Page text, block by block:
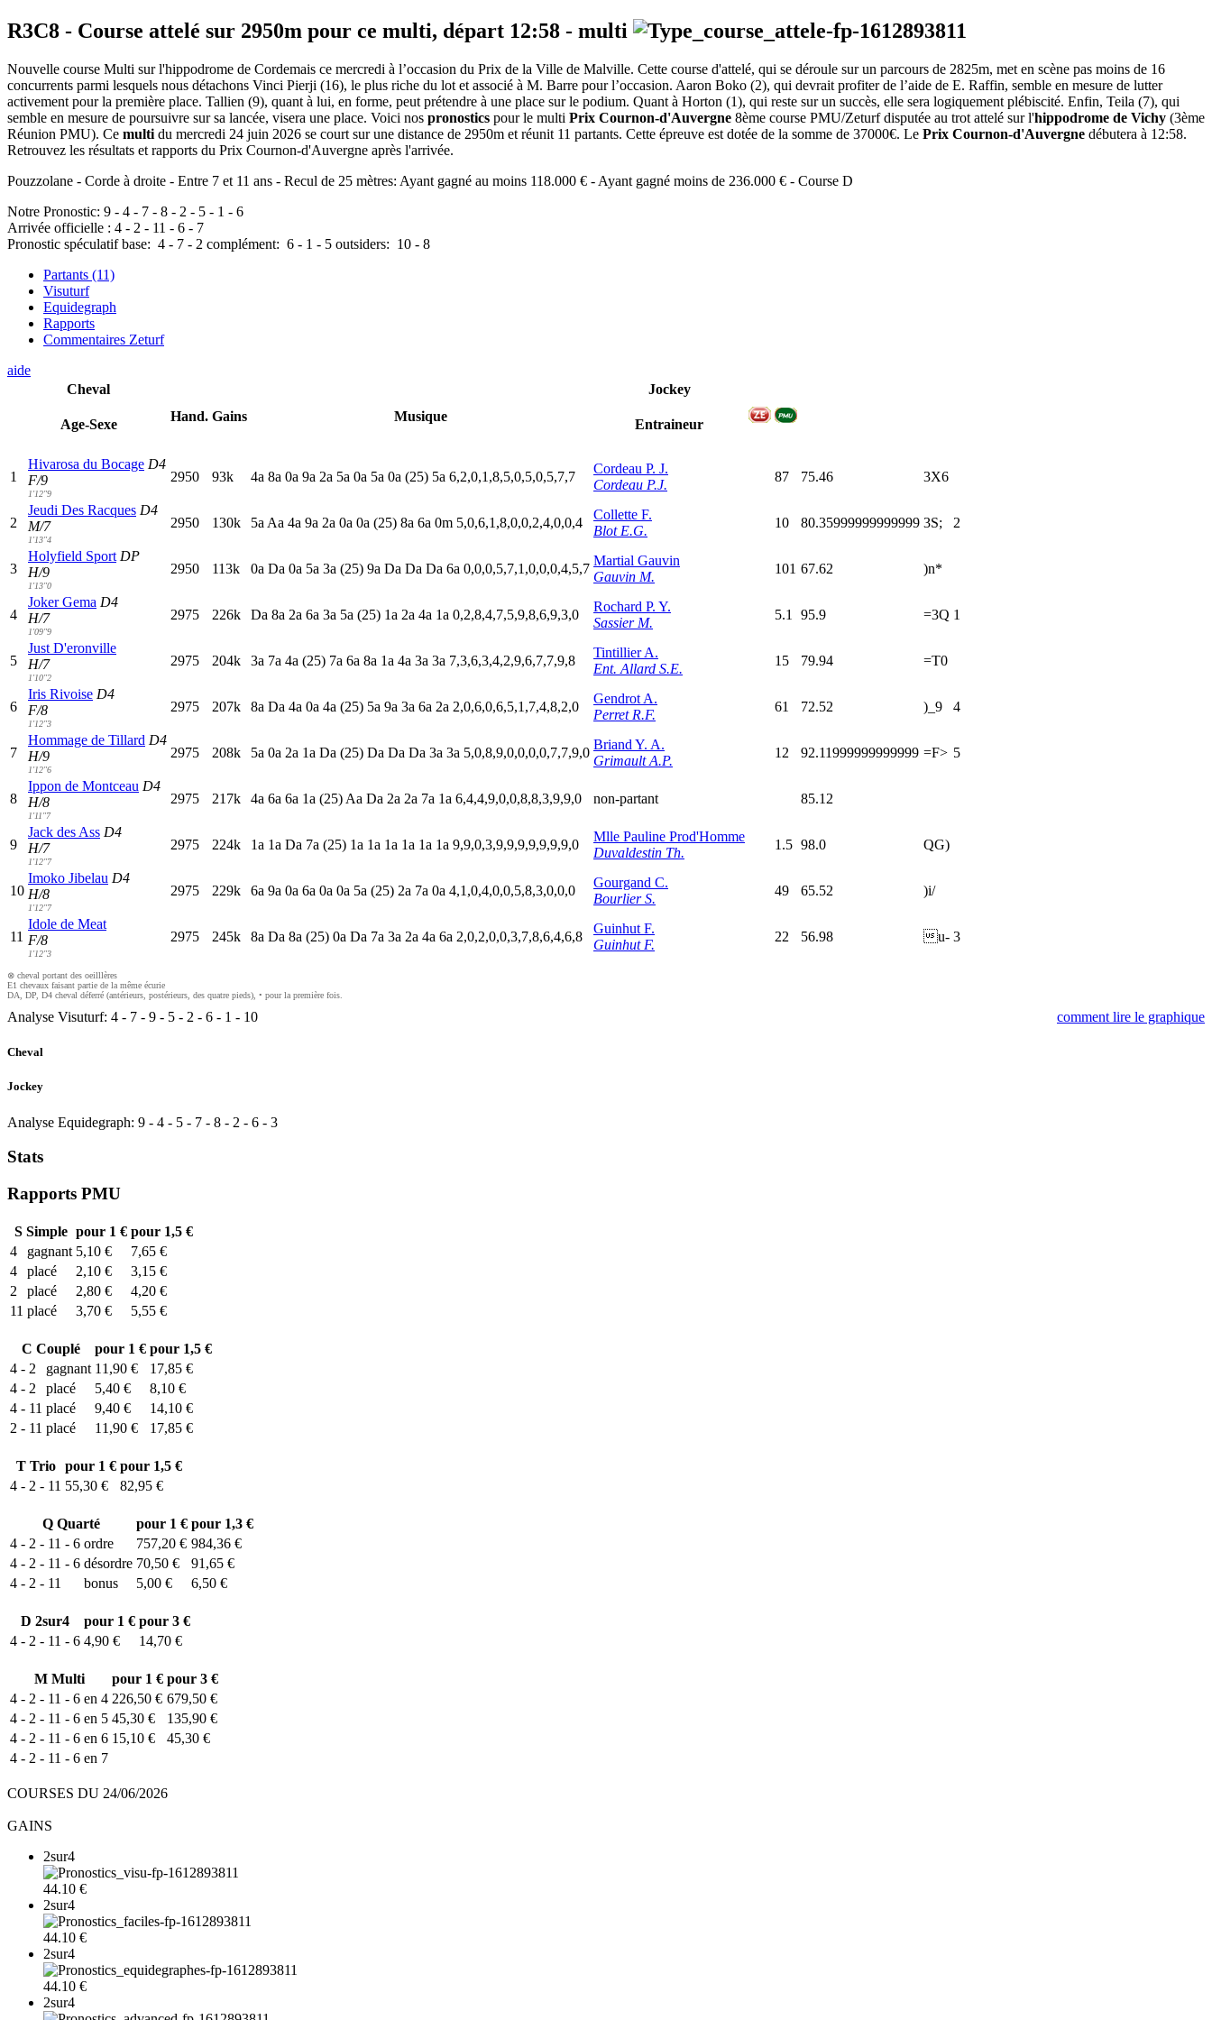
R3C8 - Course attelé sur 2950m pour ce multi, départ 12:58 - multi
Nouvelle course Multi sur l'hippodrome de Cordemais ce mercredi à l’occasion du Prix de la Ville de Malville. Cette course d'attelé, qui se déroule sur un parcours de 2825m, met en scène pas moins de 16
concurrents parmi lesquels nous détachons Vinci Pierji (16), le plus riche du lot et associé à M. Barre pour l’occasion. Aaron Boko (2), qui devrait profiter de l’aide de E. Raffin, semble en mesure de lutter
activement pour la première place. Tallien (9), quant à lui, en forme, peut prétendre à une place sur le podium. Quant à Horton (1), qui reste sur un succès, elle sera logiquement plébiscité. Enfin, Teila (7), qui
semble en mesure de poursuivre sur sa lancée, visera une place. Voici nos pronostics pour le multi Prix Cournon-d'Auvergne 8ème course PMU/Zeturf disputée au trot attelé sur l'hippodrome de Vichy (3ème
Réunion PMU). Ce multi du mercredi 24 juin 2026 se court sur une distance de 2950m et réunit 11 partants. Cette épreuve est dotée de la somme de 37000€. Le Prix Cournon-d'Auvergne débutera à 12:58.
Retrouvez les résultats et rapports du Prix Cournon-d'Auvergne après l'arrivée.
Pouzzolane - Corde à droite - Entre 7 et 11 ans - Recul de 25 mètres: Ayant gagné au moins 118.000 € - Ayant gagné moins de 236.000 € - Course D
Notre Pronostic: 9 - 4 - 7 - 8 - 2 - 5 - 1 - 6
Arrivée officielle : 4 - 2 - 11 - 6 - 7
Pronostic spéculatif base: 4 - 7 - 2 complément: 6 - 1 - 5 outsiders: 10 - 8
Partants (11)
Visuturf
Equidegraph
Rapports
Commentaires Zeturf
aide
Cheval
Age-Sexe
Hand. Gains Musique
Jockey
Entraineur
1
Hivarosa du Bocage D4
F/9
1'12"9
2950 93k 4a 8a 0a 9a 2a 5a 0a 5a 0a (25) 5a 6,2,0,1,8,5,0,5,0,5,7,7
Cordeau P. J.
Cordeau P.J.
87 75.46 3X6
2
Jeudi Des Racques D4
M/7
1'13"4
2950 130k 5a Aa 4a 9a 2a 0a 0a (25) 8a 6a 0m 5,0,6,1,8,0,0,2,4,0,0,4
Collette F.
Blot E.G.
10 80.35999999999999 3S; 2
3
Holyfield Sport DP
H/9
1'13"0
2950 113k 0a Da 0a 5a 3a (25) 9a Da Da Da 6a 0,0,0,5,7,1,0,0,0,4,5,7
Martial Gauvin
Gauvin M.
101 67.62 )n*
4
Joker Gema D4
H/7
1'09"9
2975 226k Da 8a 2a 6a 3a 5a (25) 1a 2a 4a 1a 0,2,8,4,7,5,9,8,6,9,3,0
Rochard P. Y.
Sassier M.
5.1 95.9 =3Q 1
5
Just D'eronville
H/7
1'10"2
2975 204k 3a 7a 4a (25) 7a 6a 8a 1a 4a 3a 3a 7,3,6,3,4,2,9,6,7,7,9,8
Tintillier A.
Ent. Allard S.E.
15 79.94 =T0
6
Iris Rivoise D4
F/8
1'12"3
2975 207k 8a Da 4a 0a 4a (25) 5a 9a 3a 6a 2a 2,0,6,0,6,5,1,7,4,8,2,0
Gendrot A.
Perret R.F.
61 72.52 )_9 4
7
Hommage de Tillard D4
H/9
1'12"6
2975 208k 5a 0a 2a 1a Da (25) Da Da Da 3a 3a 5,0,8,9,0,0,0,0,7,7,9,0
Briand Y. A.
Grimault A.P.
12 92.11999999999999 =F> 5
8
Ippon de Montceau D4
H/8
1'11"7
2975 217k 4a 6a 6a 1a (25) Aa Da 2a 2a 7a 1a 6,4,4,9,0,0,8,8,3,9,9,0 non-partant 85.12
9
Jack des Ass D4
H/7
1'12"7
2975 224k 1a 1a Da 7a (25) 1a 1a 1a 1a 1a 1a 9,9,0,3,9,9,9,9,9,9,9,0
Mlle Pauline Prod'Homme
Duvaldestin Th.
1.5 98.0 QG)
10
Imoko Jibelau D4
H/8
1'12"7
2975 229k 6a 9a 0a 6a 0a 0a 5a (25) 2a 7a 0a 4,1,0,4,0,0,5,8,3,0,0,0
Gourgand C.
Bourlier S.
49 65.52 )i/
11
Idole de Meat
F/8
1'12"3
2975 245k 8a Da 8a (25) 0a Da 7a 3a 2a 4a 6a 2,0,2,0,0,3,7,8,6,4,6,8
Guinhut F.
Guinhut F.
22 56.98 u- 3
⊗ cheval portant des oeilllères
E1 chevaux faisant partie de la même écurie
DA, DP, D4 cheval déferré (antérieurs, postérieurs, des quatre pieds), • pour la première fois.
Analyse Visuturf: 4 - 7 - 9 - 5 - 2 - 6 - 1 - 10 comment lire le graphique
Cheval
Jockey
Analyse Equidegraph: 9 - 4 - 5 - 7 - 8 - 2 - 6 - 3
Stats
Rapports PMU
S Simple pour 1 € pour 1,5 €
4
gagnant 5,10 €
7,65 €
4
placé 2,10 €
3,15 €
2
placé 2,80 €
4,20 €
11 placé 3,70 € 5,55 €
C Couplé pour 1 € pour 1,5 €
4 - 2
gagnant 11,90 €
17,85 €
4 - 2
placé 5,40 €
8,10 €
4 - 11 placé 9,40 €
14,10 €
2 - 11 placé 11,90 € 17,85 €
TTrio pour 1 € pour 1,5 €
4 - 2 - 11 55,30 € 82,95 €
Q Quarté pour 1 € pour 1,3 €
4 - 2 - 11 - 6 ordre 757,20 € 984,36 €
4 - 2 - 11 - 6 désordre 70,50 €
91,65 €
4 - 2 - 11
bonus 5,00 € 6,50 €
D 2sur4 pour 1 € pour 3 €
4 - 2 - 11 - 6 4,90 € 14,70 €
MMulti pour 1 € pour 3 €
4 - 2 - 11 - 6 en 4 226,50 € 679,50 €
4 - 2 - 11 - 6 en 5 45,30 €
135,90 €
4 - 2 - 11 - 6 en 6 15,10 €
45,30 €
4 - 2 - 11 - 6 en 7
COURSES DU 24/06/2026
GAINS
2sur4
44.10 €
2sur4
44.10 €
2sur4
44.10 €
2sur4